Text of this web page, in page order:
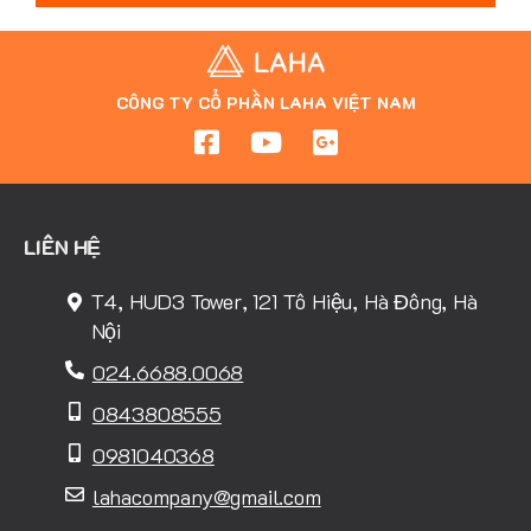
CÔNG TY CỔ PHẦN LAHA VIỆT NAM
LIÊN HỆ
T4, HUD3 Tower, 121 Tô Hiệu, Hà Đông, Hà
Nội
024.6688.0068
0843808555
0981040368
lahacompany@gmail.com